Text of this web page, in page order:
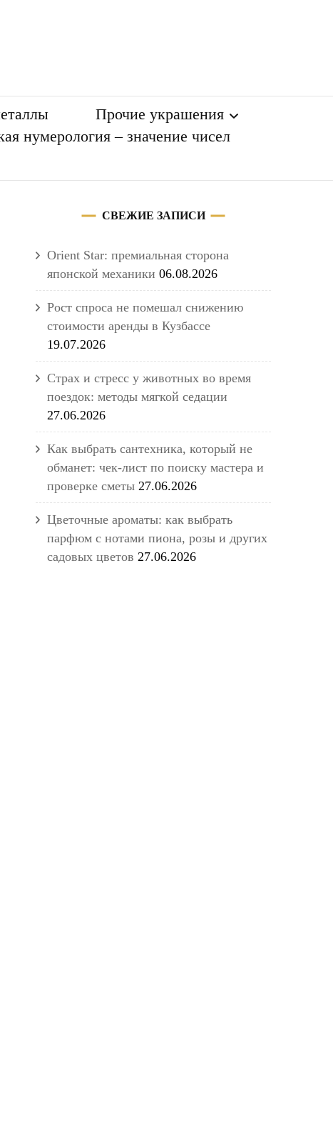
Прочие украшения
нумерология – значение чисел
СВЕЖИЕ ЗАПИСИ
Orient Star: премиальная сторона
японской механики 06.08.2026
Рост спроса не помешал снижению
стоимости аренды в Кузбассе
19.07.2026
Страх и стресс у животных во время
поездок: методы мягкой седации
27.06.2026
Как выбрать сантехника, который не
обманет: чек-лист по поиску мастера и
проверке сметы 27.06.2026
Цветочные ароматы: как выбрать
парфюм с нотами пиона, розы и других
садовых цветов 27.06.2026